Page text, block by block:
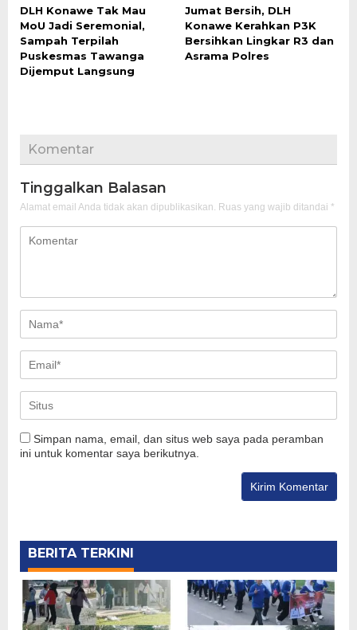
DLH Konawe Tak Mau
MoU Jadi Seremonial,
Sampah Terpilah
Puskesmas Tawanga
Dijemput Langsung
Jumat Bersih, DLH
Konawe Kerahkan P3K
Bersihkan Lingkar R3 dan
Asrama Polres
Komentar
Tinggalkan Balasan
Alamat email Anda tidak akan dipublikasikan. Ruas yang wajib ditandai *
Simpan nama, email, dan situs web saya pada peramban
ini untuk komentar saya berikutnya.
BERITA TERKINI